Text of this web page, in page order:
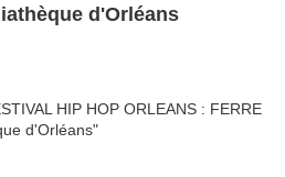
d'Orléans